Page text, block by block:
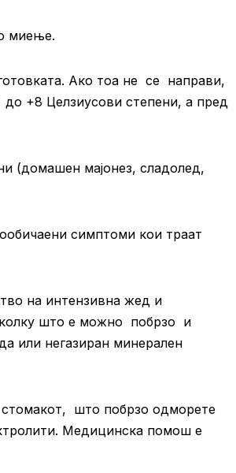
миење.
Ако тоа не се направи,
+8 Целзиусови степени, а пред
(домашен мајонез, сладолед,
симптоми кои траат
на интензивна жед и
колку што е можно побрзо и
или негазиран минерален
што побрзо одморете
Медицинска помош е